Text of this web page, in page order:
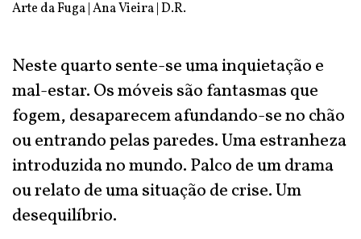
Arte da Fuga | Ana Vieira | D.R.
Neste quarto sente-se uma inquietação e
mal-estar. Os móveis são fantasmas que
fogem, desaparecem afundando-se no chão
ou entrando pelas paredes. Uma estranheza
introduzida no mundo. Palco de um drama
ou relato de uma situação de crise. Um
desequilíbrio.